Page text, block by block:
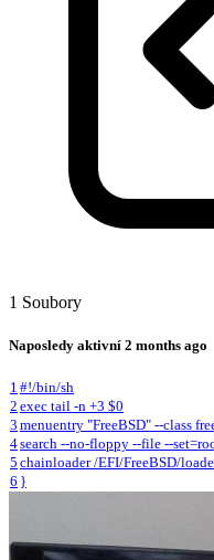
1 Soubory
Naposledy aktivní 2 months ago
1 #!/bin/sh
2 exec tail -n +3 $0
3 menuentry "FreeBSD" --class
4search --no-floppy --file --
5 chainloader /EFI/FreeBSD/
6 }